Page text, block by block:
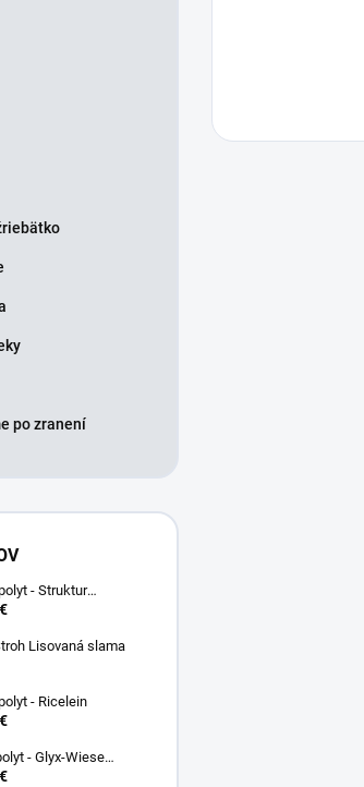
po zranení
- Struktur
Lisovaná slama
- Ricelein
- Glyx-Wiese